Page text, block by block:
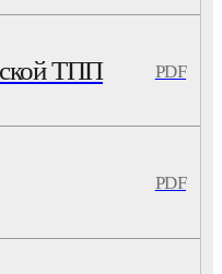
ТПП PDF
PDF